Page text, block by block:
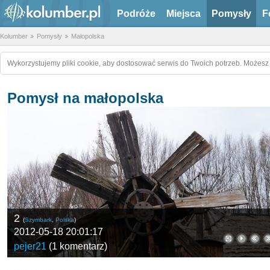
Podróże Miejsca Pomysły
Kolumber Pomysły Małopolska
Wykorzystujemy pliki cookie, aby dostosować serwis do Twoich potrzeb.
Pomysł na małopolska
2 (Szymbark Polska)
2012-05-18 20:01:17
pejer21 (1 komentarz)